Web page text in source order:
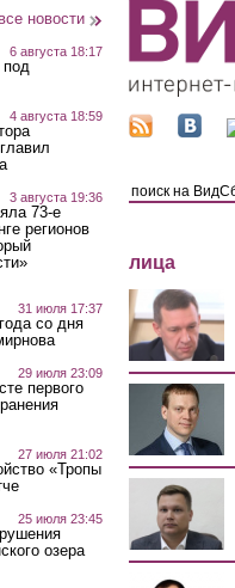
все новости
6 августа 18:17
4 августа 18:59
3 августа 19:36
73-е
регионов
31 июля 17:37
со дня
29 июля 23:09
первого
27 июля 21:02
«Тропы
25 июля 23:45
озера
лица